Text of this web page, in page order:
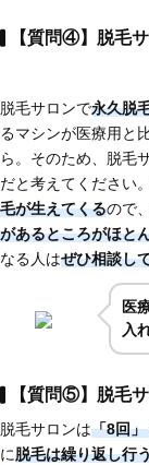
【質問④】脱毛
脱毛サロンで永久脱
るマシンが医療用と
ら。そのため、脱毛
だと考えてください
毛が生えてくるので
があるところがほと
なる人はぜひ相談し
医
入
【質問⑤】脱毛
脱毛サロンは「8回
に脱毛は繰り返し行